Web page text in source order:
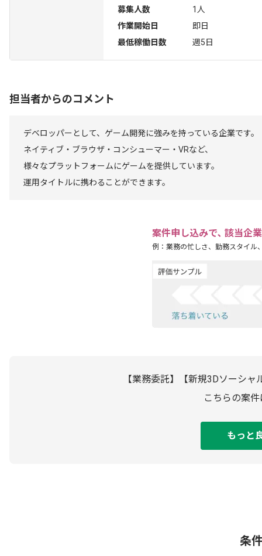
募集人数
1人
作業開始日
即日
最低稼働日数
週5日
担当者からのコメント
デベロッパーとして、ゲーム開発に強みを持っている企業です。
ネイティブ・ブラウザ・コンシューマー・VRなど、
様々なプラットフォームにゲームを提供しています。
運用タイトルに携わることができます。
案件申し込みで､ 該当企
例：業務の忙しさ、勤務スタイル
【業務委託】【新規3Dソーシ
こちらの案
もっと
条